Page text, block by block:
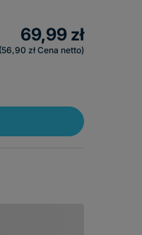
69,99 zł
56,90 zł Cena netto